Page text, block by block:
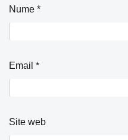
Nume *
Email *
Site web